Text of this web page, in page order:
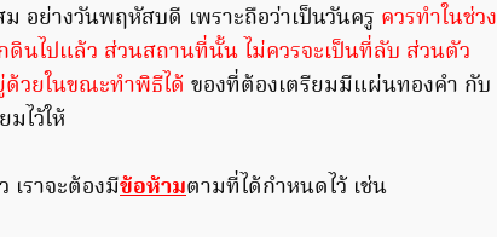
อย่างวันพฤหัสบดี เพราะถือว่าเป็นวันครู ควรทำในช่วง
ดินไปแล้ว ส่วนสถานที่นั้น ไม่ควรจะเป็นที่ลับ ส่วนตัว
ด้วยในขณะทำพิธีได้ ของที่ต้องเตรียมมีแผ่นทองคำ กับ
ไว้ให้
เราจะต้องมีข้อห้ามตามที่ได้กำหนดไว้ เช่น